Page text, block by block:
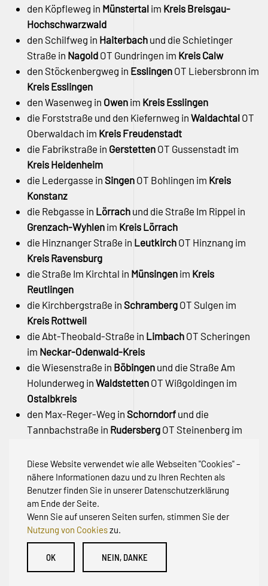
Diese Website verwendet wie alle Webseiten "Cookies" –
nähere Informationen dazu und zu Ihren Rechten als
Benutzer finden Sie in unserer Datenschutzerklärung
am Ende der Seite.
Wenn Sie auf unseren Seiten surfen, stimmen Sie der
Nutzung von Cookieszu.
OK NEIN, DANKE
den Köpfleweg in Münstertal im Kreis Breisgau-
Hochschwarzwald
den Schilfweg in Haiterbach und die Schietinger
Straße in Nagold OT Gundringen im Kreis Calw
den Stöckenbergweg in Esslingen OT Liebersbronn im
Kreis Esslingen
den Wasenweg in Owen im Kreis Esslingen
die Forststraße und den Kiefernweg in Waldachtal OT
Oberwaldach im Kreis Freudenstadt
die Fabrikstraße in Gerstetten OT Gussenstadt im
Kreis Heidenheim
die Ledergasse in Singen OT Bohlingen im Kreis
Konstanz
die Rebgasse in Lörrach und die Straße Im Rippel in
Grenzach-Wyhlen im Kreis Lörrach
die Hinznanger Straße in Leutkirch OT Hinznang im
Kreis Ravensburg
die Straße Im Kirchtal in Münsingen im Kreis
Reutlingen
die Kirchbergstraße in Schramberg OT Sulgen im
Kreis Rottweil
die Abt-Theobald-Straße in Limbach OT Scheringen
im Neckar-Odenwald-Kreis
die Wiesenstraße in Böbingen und die Straße Am
Holunderweg in Waldstetten OT Wißgoldingen im
Ostalbkreis
den Max-Reger-Weg in Schorndorf und die
Tannbachstraße in Rudersberg OT Steinenberg im
den Rehhagweg inFreiburgOT Günterstal –Stadt
Freiburg
© Initiative zur Abwehr von Erschließungsbeiträgen für